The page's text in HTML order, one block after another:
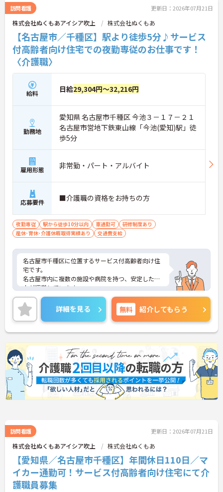
野は互いで補い合うなど、チームとしてしっかりと
連携を取りながら日々の業務に努められています。
ご興味のある方には、面接対策ポイント等、さらに
詳細をお話ししますのでお気軽にご相談ください！
訪問看護 更新日：2026年07月21日
株式会社ぬくもあアイシア吹上 株式会社ぬくもあ
【名古屋市／千種区】駅より徒歩5分♪サービス
付高齢者向け住宅での夜勤専従のお仕事です！
〈介護職〉
給料 日給29,304円～32,216円
勤務地
愛知県 名古屋市千種区 今池３－１７－２１
名古屋市営地下鉄東山線「今池(愛知)駅」徒
歩5分
雇用形態 非常勤・パート・アルバイト
応募要件 ■介護職の資格をお持ちの方
夜勤専従 駅から徒歩10分以内 車通勤可
研修制度あり
産休･育休･介護休暇取得実績あり
交通費支給
名古屋市千種区に位置するサービス付高齢者向け住
宅です。
名古屋市内に複数の施設や病院を持つ、安定した法
人が運営しています。
地域の医療機関と連携し、通院や入院など必要な医
療を、利用者に提供出来る体制が整っていますの
で、安心して介護のお仕事ができます。
ぬくもあは介護業界ではめずらしく「ぬくもあカレ
ッジ」という研修専用の施設を作ってしまうほど人
材育成やスキルアップに力を入れています。
未経験者はもちろん、たとえば「経験者が復習しや
すいように」だったり、「ステップアップ用のレベ
ル別研修」があったり。合計200種類もの中から、
あなたに合った研修を受けられるので、とにかく自
分の仕事に自信が持てるようになりますよ！
ぬくもあが利用者さんやそのご家族に選ばれる理由
い」と思うタイプなら、ここはピッタリの環境です
おすすめポイントの1つ目は、人間関係がいいこ
と。2つ目は、利用者さんとお話をする機会が多い
こと。日常生活で関わる部分が多いので、やりがい
につながります。3つ目は、私生活と仕事の両立がし
やすいのが魅力です。
詳細を見る 無料 紹介してもらう
訪問看護 更新日：2026年07月21日
株式会社ぬくもあアイシア吹上 株式会社ぬくもあ
【愛知県／名古屋市千種区】年間休日110日／マ
イカー通勤可！サービス付高齢者向け住宅にて介
護職員募集